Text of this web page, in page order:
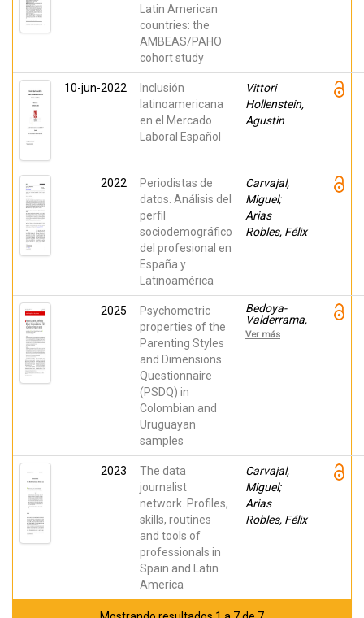
Latin American
countries: the
AMBEAS/PAHO
cohort study
Hernando;
Reveiz,
Ludovic
10-jun-2022
Inclusión
latinoamericana
en el Mercado
Laboral Español
Vittori
Hollenstein,
Agustin
2022
Periodistas de
datos. Análisis del
perfil
sociodemográfico
del profesional en
España y
Latinoamérica
Carvajal,
Miguel;
Arias
Robles, Félix
2025
Psychometric
properties of the
Parenting Styles
and Dimensions
Questionnaire
(PSDQ) in
Colombian and
Uruguayan
samples
Bedoya-
Valderrama,
Luna;
Cracco,
Ver más
2023
The data
journalist
network. Profiles,
skills, routines
and tools of
professionals in
Spain and Latin
America
Carvajal,
Miguel;
Arias
Robles, Félix